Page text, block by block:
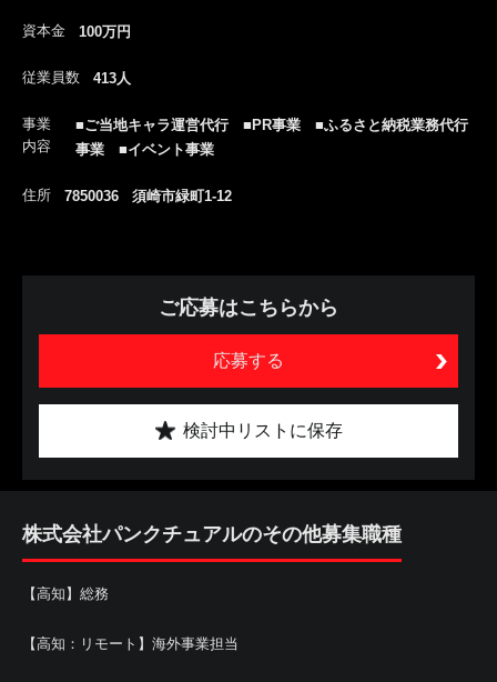
資本金 100万円
従業員数 413人
事業
内容
■ご当地キャラ運営代行 ■PR事業 ■ふるさと納税業務代行
事業 ■イベント事業
住所 7850036 須崎市緑町1-12
ご応募はこちらから
応募する
検討中リストに保存
株式会社パンクチュアルのその他募集職種
【高知】総務
【高知：リモート】海外事業担当